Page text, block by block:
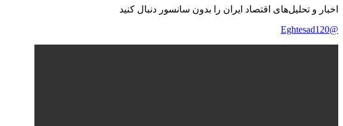
اخبار و تحلیل‌های اقتصاد ایران را بدون سانسور دنبال کنید
@Eghtesad120